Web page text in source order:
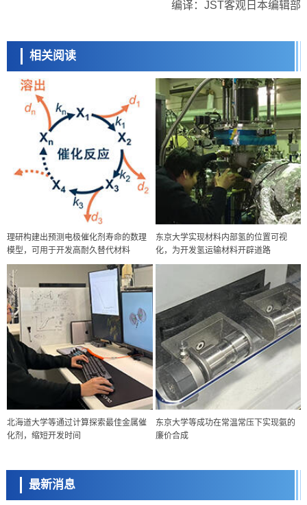
编译：JST客观日本编辑部
相关阅读
理研构建出预测电极催化剂寿命的数理
模型，可用于开发高耐久替代材料
东京大学实现材料内部氢的位置可视
化，为开发氢运输材料开辟道路
北海道大学等通过计算探索最佳金属催
化剂，缩短开发时间
东京大学等成功在常温常压下实现氨的
廉价合成
最新消息
政策
日本科研费增设国际共同研究强化新类别，促进青年研究人员赴海外开
展研究
科学研究
开发出300亿年仅误差1秒的光晶格钟，构建网络将其打造为下一代社会